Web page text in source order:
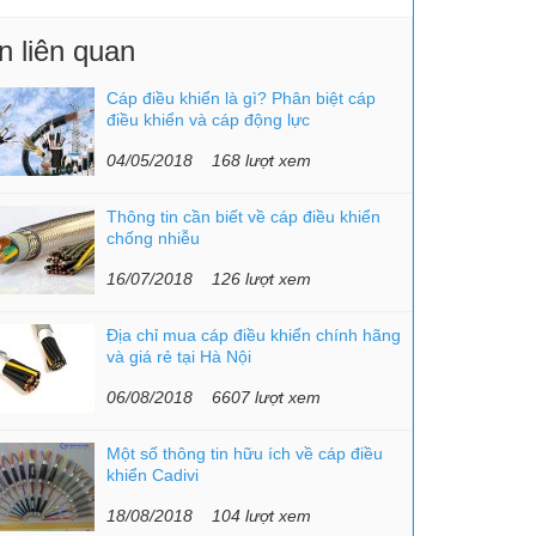
liên quan
Cáp điều khiển là gì? Phân biệt cáp
điều khiển và cáp động lực
04/05/2018 168 lượt xem
Thông tin cần biết về cáp điều khiển
chống nhiễu
16/07/2018 126 lượt xem
Địa chỉ mua cáp điều khiển chính hãng
và giá rẻ tại Hà Nội
06/08/2018 6607 lượt xem
Một số thông tin hữu ích về cáp điều
khiển Cadivi
18/08/2018 104 lượt xem